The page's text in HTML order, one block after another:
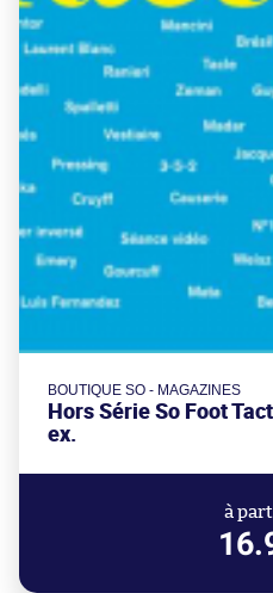
BOUTIQUE SO - MAGAZINES
Hors Série So Foot
ex.
à